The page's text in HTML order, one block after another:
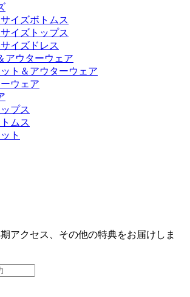
イズボトムス
イズトップス
イズドレス
アウターウェア
ト＆アウターウェア
ウェア
プス
ムス
ト
アクセス、その他の特典をお届けしま